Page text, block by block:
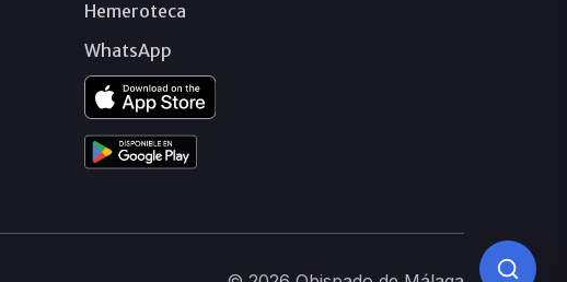
Hemeroteca
WhatsApp